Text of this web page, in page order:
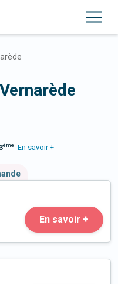
ème En savoir +
En savoir +